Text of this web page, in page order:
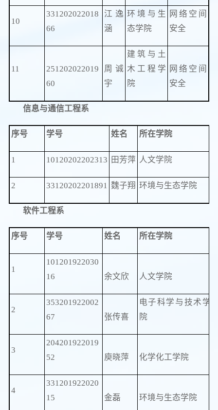
10
331202022018
66
江逸
涵
环境与生
态学院
网络空间
安全
11
251202022019
60
周诚
宇
建筑与土
木工程学
院
网络空间
安全
信息与通信工程系
序号 学号 姓名 所在学院
1 10120202202313 田芳萍 人文学院
2 33120202201891 魏子翔 环境与生态学院
软件工程系
序号 学号 姓名 所在学院
1
101201922030
16
余文欣 人文学院
2
353201922002
67
张传喜
电子科学与技术学
院
3
204201922019
52
庾晓萍 化学化工学院
4
331201922020
15
金磊 环境与生态学院